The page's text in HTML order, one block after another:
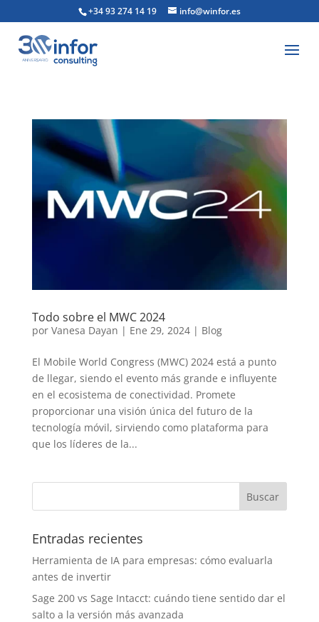
+34 93 274 14 19 info@winfor.es
Todo sobre el MWC 2024
por Vanesa Dayan | Ene 29, 2024| Blog
El Mobile World Congress (MWC) 2024 está a punto
de llegar, siendo el evento más grande e influyente
en el ecosistema de conectividad. Promete
proporcionar una visión única del futuro de la
tecnología móvil, sirviendo como plataforma para
que los líderes de la...
Entradas recientes
Herramienta de IA para empresas: cómo evaluarla
antes de invertir
Sage 200 vs Sage Intacct: cuándo tiene sentido dar el
salto a la versión más avanzada